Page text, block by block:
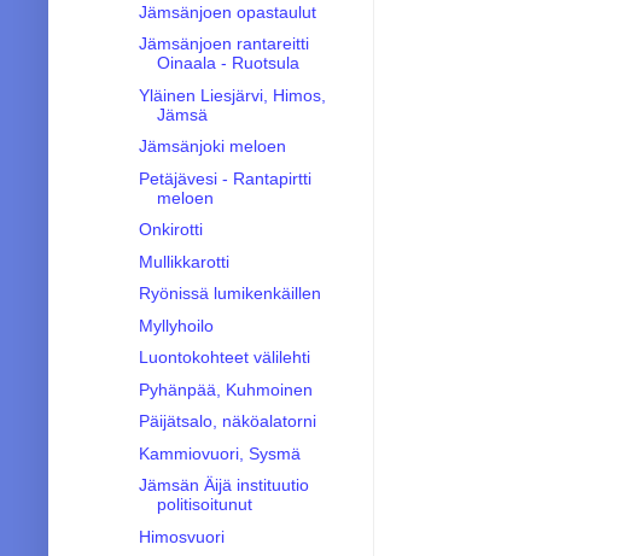
Jämsänjoen opastaulut
Jämsänjoen rantareitti
Oinaala - Ruotsula
Yläinen Liesjärvi, Himos,
Jämsä
Jämsänjoki meloen
Petäjävesi - Rantapirtti
meloen
Onkirotti
Mullikkarotti
Ryönissä lumikenkäillen
Myllyhoilo
Luontokohteet välilehti
Pyhänpää, Kuhmoinen
Päijätsalo, näköalatorni
Kammiovuori, Sysmä
Jämsän Äijä instituutio
politisoitunut
Himosvuori